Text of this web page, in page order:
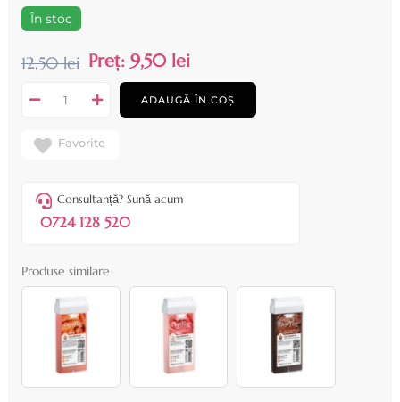
În stoc
12,50 lei Preț: 9,50 lei
ADAUGĂ ÎN COȘ
Favorite
Consultanță? Sună acum
0724 128 520
Produse similare